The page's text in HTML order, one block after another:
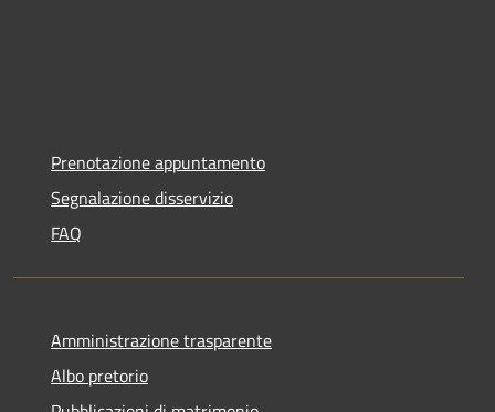
Prenotazione appuntamento
Segnalazione disservizio
FAQ
Amministrazione trasparente
Albo pretorio